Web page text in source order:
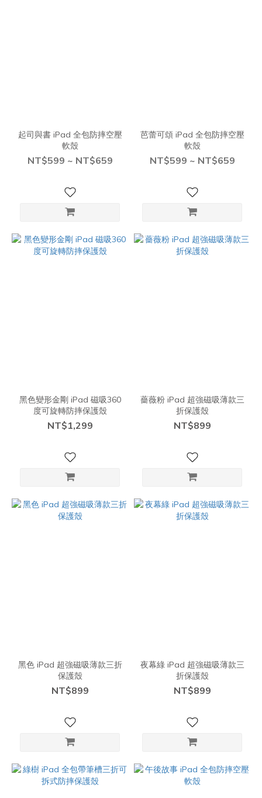
起司與書 iPad 全包防摔空壓
軟殼
NT$599 ~ NT$659
芭蕾可頌 iPad 全包防摔空壓
軟殼
NT$599 ~ NT$659
黑色變形金剛 iPad 磁吸360
度可旋轉防摔保護殼
NT$1,299
薔薇粉 iPad 超強磁吸薄款三
折保護殼
NT$899
黑色 iPad 超強磁吸薄款三折
保護殼
NT$899
夜幕綠 iPad 超強磁吸薄款三
折保護殼
NT$899